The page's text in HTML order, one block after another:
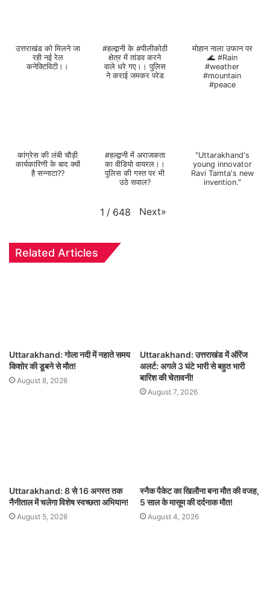
उत्तराखंड को मिलने जा
रही नई रेल
कनेक्टिविटी।।
#हल्द्वानी के #पीलीकोठी
क्षेत्र में तांडव करने
वाले धरे गए।। पुलिस
ने कराई जमकर परेड
मोहान नाला उफान पर
🌊 #Rain
#weather
#mountain
#peace
कांग्रेस की लंबी चौड़ी
कार्यकारिणी के बाद क्यों
है सन्नाटा??
#हल्द्वानी में अराजकता
का वीडियो वायरल।।
पुलिस की गस्त पर भी
उठे सवाल?
"Uttarakhand's
young innovator
Ravi Tamta's new
invention."
1 / 648 Next»
Related Articles
Uttarakhand: गोला नदी में नहाते समय
किशोर की डूबने से मौत!
August 8, 2026
Uttarakhand: उत्तराखंड में ऑरेंज
अलर्ट: अगले 3 घंटे भारी से बहुत भारी
बारिश की चेतावनी!
August 7, 2026
Uttarakhand: 8 से 16 अगस्त तक
नैनीताल में चलेगा विशेष स्वच्छता अभियान!
August 5, 2026
स्नैक पैकेट का खिलौना बना मौत की वजह,
5 साल के मासूम की दर्दनाक मौत!
August 4, 2026